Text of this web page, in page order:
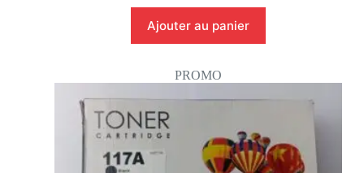
Ajouter au panier
PROMO